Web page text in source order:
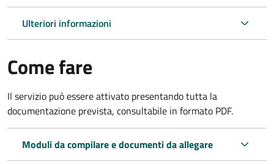
Ulteriori informazioni
Come fare
Il servizio può essere attivato presentando tutta la
documentazione prevista, consultabile in formato PDF.
Moduli da compilare e documenti da allegare